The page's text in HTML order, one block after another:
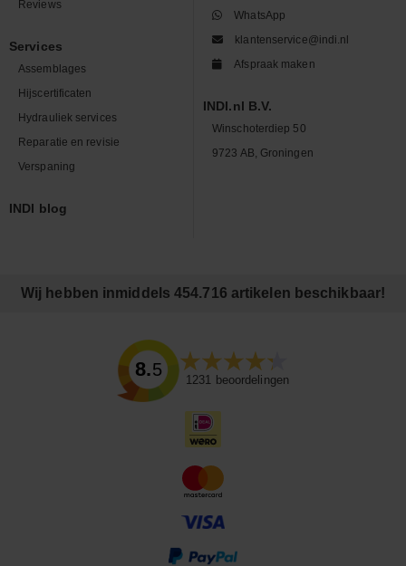
Reviews
Services
Assemblages
Hijscertificaten
Hydrauliek services
Reparatie en revisie
Verspaning
INDI blog
WhatsApp
klantenservice@indi.nl
Afspraak maken
INDI.nl B.V.
Winschoterdiep 50
9723 AB, Groningen
Wij hebben inmiddels 454.716 artikelen beschikbaar!
8.5
1231 beoordelingen